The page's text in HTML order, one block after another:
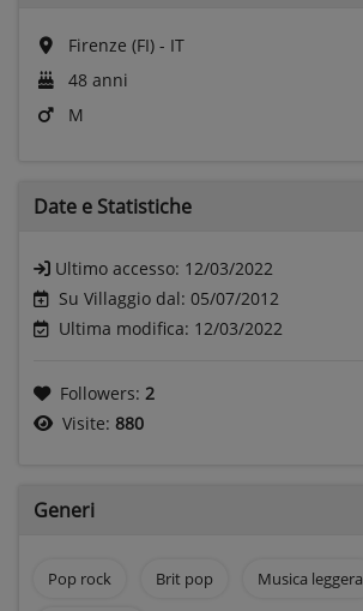
Firenze (FI) - IT
48 anni
M
Date e Statistiche
Ultimo accesso: 12/03/2022
Su Villaggio dal: 05/07/2012
Ultima modifica: 12/03/2022
Followers: 2
Visite: 880
Generi
Pop rock Brit pop Musica leggera